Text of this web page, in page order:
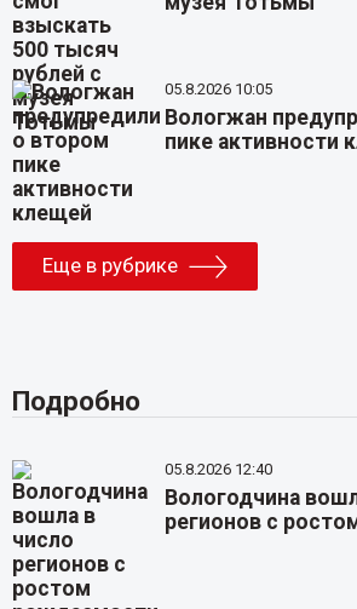
05.8.2026 10:05
Вологжан
пике активности
Еще в рубрике
Подробно
05.8.2026 12:40
Вологодчина
регионов с